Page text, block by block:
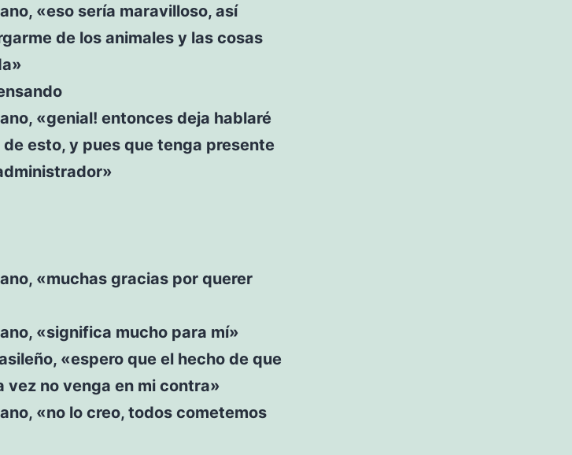
«eso sería maravilloso, así
de los animales y las cosas
«genial! entonces deja hablaré
esto, y pues que tenga presente
«muchas gracias por querer
«significa mucho para mí»
«espero que el hecho de que
vez no venga en mi contra»
«no lo creo, todos cometemos